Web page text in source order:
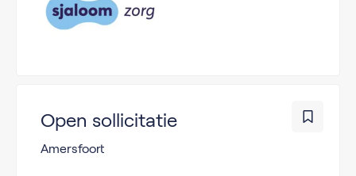
Open sollicitatie
Amersfoort